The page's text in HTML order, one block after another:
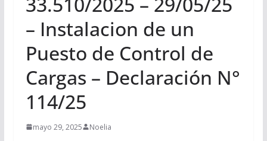
– Instalacion de un
Puesto de Control de
Cargas – Declaración N°
114/25
mayo 29, 2025 Noelia